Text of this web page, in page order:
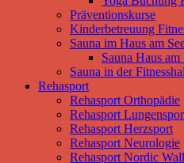
Präventionskurse
Kinderbetreuung
Sauna im Haus am
Sauna Haus
Sauna in der
Rehasport
Rehasport Orthopädie
Rehasport
Rehasport Herzsport
Rehasport Neurologie
Rehasport Nordic